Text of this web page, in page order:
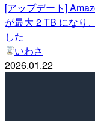
[アップデート]
が最大 2 TB になり
した
いわさ
2026.01.22